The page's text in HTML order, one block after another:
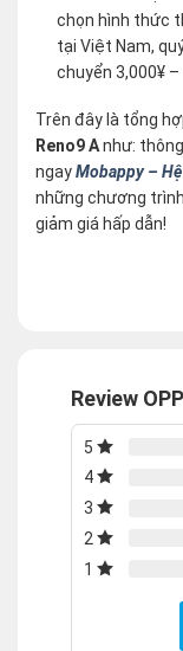
chọn hình thức
tại Việt Nam,
chuyển 3,000¥ –
Trên đây là tổng
Reno9 Anhư: thông
ngayMobappy –
những chương
giảm giá hấp dẫn!
Review
5
4
3
2
1